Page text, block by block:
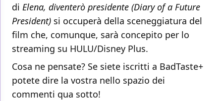
di Elena, diventerò presidente (Diary of a Future
President) si occuperà della sceneggiatura del
film che, comunque, sarà concepito per lo
streaming su HULU/Disney Plus.
Cosa ne pensate? Se siete iscritti a BadTaste+
potete dire la vostra nello spazio dei
commenti qua sotto!